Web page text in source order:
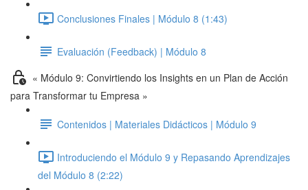
Conclusiones Finales | Módulo 8 (1:43)
Evaluación (Feedback) | Módulo 8
« Módulo 9: Convirtiendo los Insights en un Plan de Acción
para Transformar tu Empresa »
Contenidos | Materiales Didácticos | Módulo 9
Introduciendo el Módulo 9 y Repasando Aprendizajes
del Módulo 8 (2:22)